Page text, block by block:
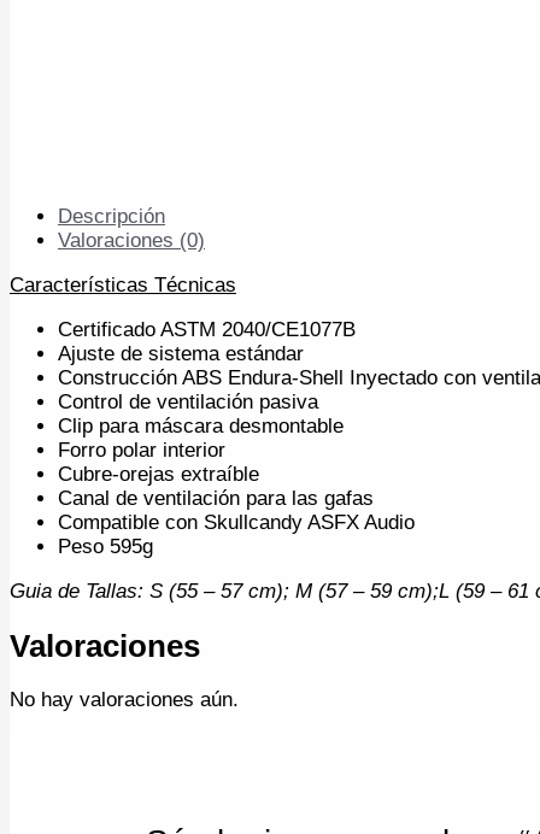
Descripción
Valoraciones (0)
Características Técnicas
Certificado ASTM 2040/CE1077B
Ajuste de sistema estándar
Construcción ABS Endura-Shell Inyectado con
Control de ventilación pasiva
Clip para máscara desmontable
Forro polar interior
Cubre-orejas extraíble
Canal de ventilación para las gafas
Compatible con Skullcandy ASFX Audio
Peso 595g
Guia de Tallas: S (55 – 57 cm); M (57 – 59 cm);L (59 –
Valoraciones
No hay valoraciones aún.